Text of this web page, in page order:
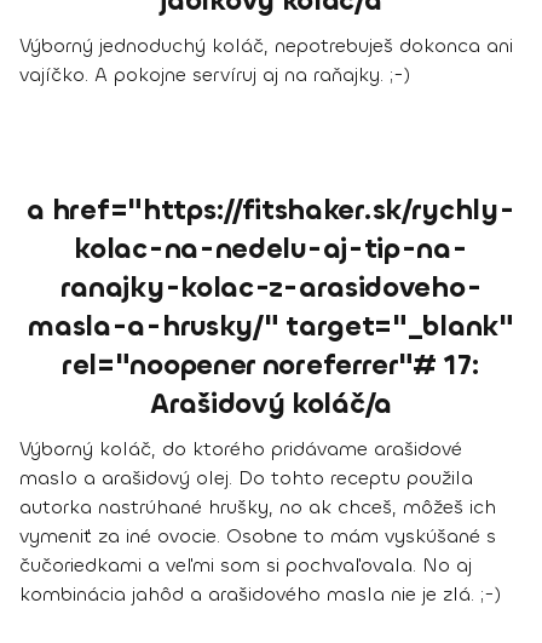
Výborný jednoduchý koláč, nepotrebuješ dokonca ani
vajíčko. A pokojne servíruj aj na raňajky. ;-)
a href="https://fitshaker.sk/rychly-
kolac-na-nedelu-aj-tip-na-
ranajky-kolac-z-arasidoveho-
masla-a-hrusky/" target="_blank"
rel="noopener noreferrer"# 17:
Arašidový koláč/a
Výborný koláč, do ktorého pridávame arašidové
maslo a arašidový olej. Do tohto receptu použila
autorka nastrúhané hrušky, no ak chceš, môžeš ich
vymeniť za iné ovocie. Osobne to mám vyskúšané s
čučoriedkami a veľmi som si pochvaľovala. No aj
kombinácia jahôd a arašidového masla nie je zlá. ;-)